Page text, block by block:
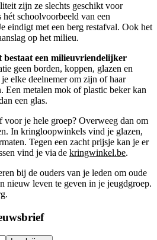
zijn ze slechts geschikt voor
schoolvoorbeeld van een
eindigt met een berg restafval. Ook het
op het milieu.
een milieuvriendelijker
geen borden, koppen, glazen en
elke deelnemer om zijn of haar
Een metalen mok of plastic beker kan
een glas.
voor je hele groep? Overweeg dan om
In kringloopwinkels vind je glazen,
Tegen een zacht prijsje kan je er
vind je via de kringwinkel.be.
bij de ouders van je leden om oude
nieuw leven te geven in je jeugdgroep.